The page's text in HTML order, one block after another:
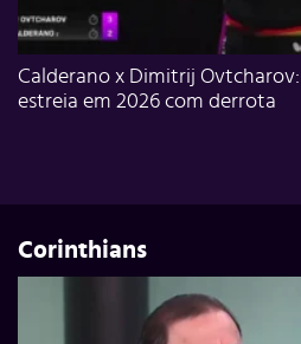
Calderano x Dimitrij
estreia em 2026 com derrota
Corinthians